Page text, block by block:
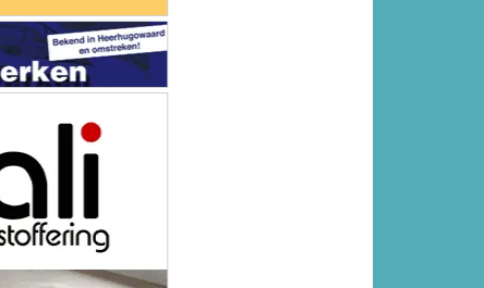
bedreiging
Politie zoekt in Ringvaartplas
naar vuurwapen